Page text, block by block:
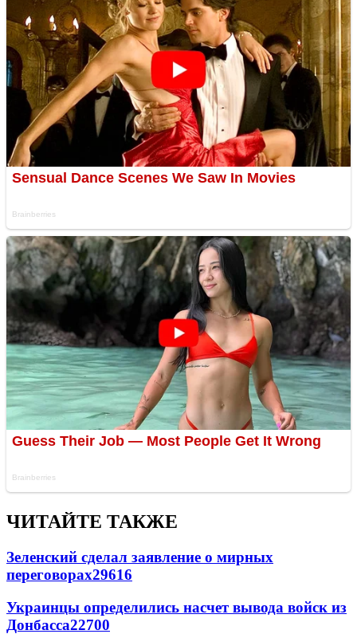
ЧИТАЙТЕ ТАКЖЕ
Зеленский сделал заявление о мирных
переговорах29616
Украинцы определились насчет вывода войск из
Донбасса22700